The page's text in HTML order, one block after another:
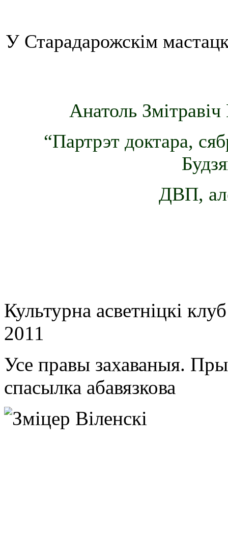
У Старадарожскім
Анатоль
“Партрэт доктара,
ДВП,
Культурна асветнiцкi
2011
Усе правы захаваныя.
спасылка абавязкова